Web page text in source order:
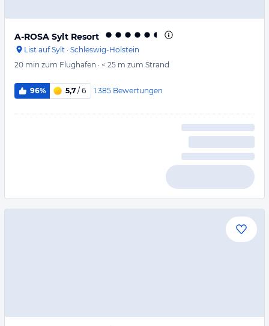
A-ROSA Sylt Resort
List auf Sylt · Schleswig-Holstein
20 min zum Flughafen · < 25 m zum Strand
96% 5,7 / 6 1.385 Bewertungen